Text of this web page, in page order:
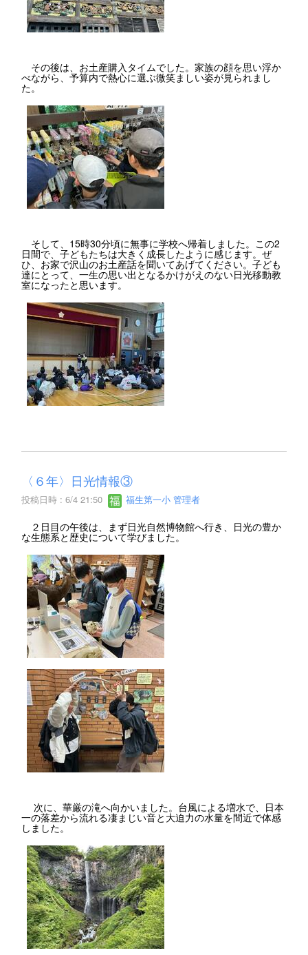
その後は、お土産購入タイムでした。家族の顔を思い浮か
べながら、予算内で熱心に選ぶ微笑ましい姿が見られまし
た。
そして、15時30分頃に無事に学校へ帰着しました。この2
日間で、子どもたちは大きく成長したように感じます。ぜ
ひ、お家で沢山のお土産話を聞いてあげてください。子ども
達にとって、一生の思い出となるかけがえのない日光移動教
室になったと思います。
〈６年〉日光情報③
投稿日時 : 6/4 21:50 福生第一小 管理者
２日目の午後は、まず日光自然博物館へ行き、日光の豊か
な生態系と歴史について学びました。
次に、華厳の滝へ向かいました。台風による増水で、日本
一の落差から流れる凄まじい音と大迫力の水量を間近で体感
しました。